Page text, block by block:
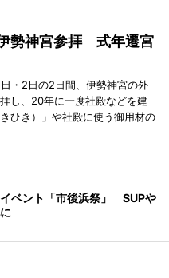
勢神宮参拝 式年遷宮
・2日の2日間、伊勢神宮の外
し、20年に一度社殿などを建
ひき）」や社殿に使う御用材の
ベント「市後浜祭」 SUPや